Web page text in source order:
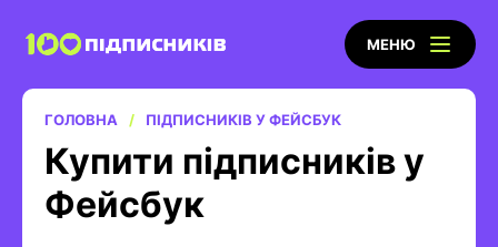
МЕНЮ
ГОЛОВНА ПІДПИСНИКІВ У ФЕЙСБУК
Купити підписників у
Фейсбук